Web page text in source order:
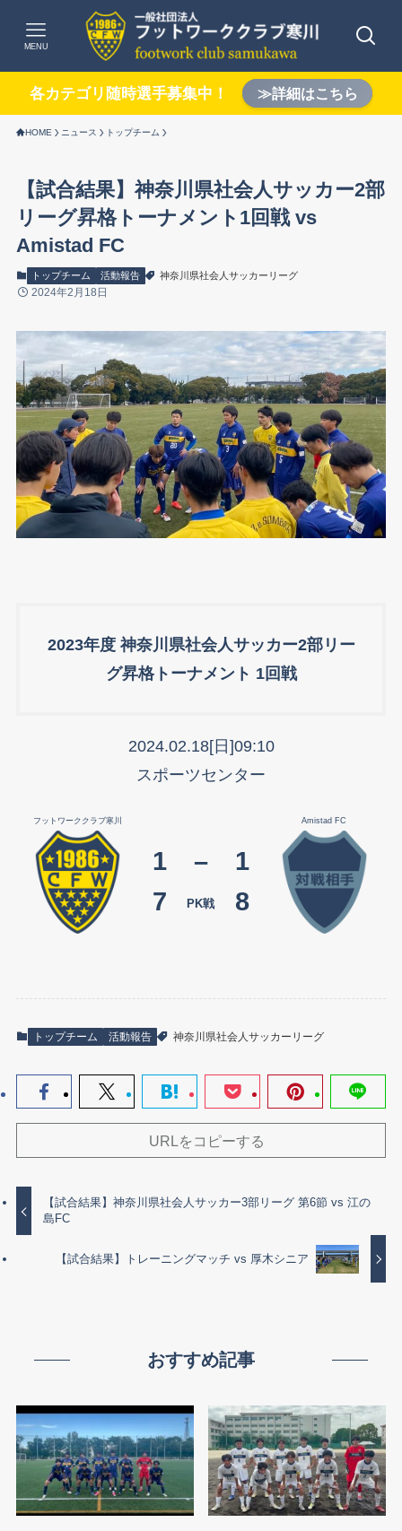
MENU
各カテゴリ随時選手募集中！ ≫詳細はこちら
HOME ニュース トップチーム
【試合結果】神奈川県社会人サッカー2部
リーグ昇格トーナメント1回戦 vs
Amistad FC
トップチーム 活動報告 神奈川県社会人サッカーリーグ
2024年2月18日
2023年度 神奈川県社会人サッカー2部リー
グ昇格トーナメント 1回戦
2024.02.18[日]09:10
スポーツセンター
フットワーククラブ寒川 Amistad FC
1 –
1
7
PK戦 8
トップチーム 活動報告 神奈川県社会人サッカーリーグ
URLをコピーする
【試合結果】神奈川県社会人サッカー3部リーグ 第6節 vs 江の
島FC
【試合結果】トレーニングマッチ vs 厚木シニア
おすすめ記事